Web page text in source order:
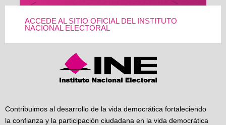
ACCEDE AL SITIO OFICIAL DEL INSTITUTO
NACIONAL ELECTORAL
Contribuimos al desarrollo de la vida democrática fortaleciendo
la confianza y la participación ciudadana en la vida democrática